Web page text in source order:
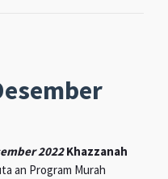
2022Khazzanah
an Program Murah